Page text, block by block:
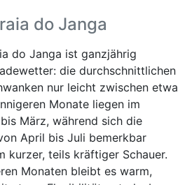
do Janga
do Janga ist ganzjährig
die durchschnittlichen
nur leicht zwischen etwa
Monate liegen im
März, während sich die
April bis Juli bemerkbar
kurzer, teils kräftiger Schauer.
Monaten bleibt es warm,